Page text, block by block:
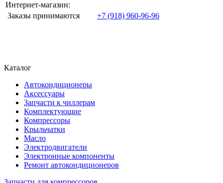
Интернет-магазин:
Заказы принимаются
+7 (918) 960-96-96
Каталог
Автокондиционеры
Аксессуары
Запчасти к чиллерам
Комплектующие
Компрессоры
Крыльчатки
Масло
Электродвигатели
Электронные компоненты
Ремонт автокондиционеров